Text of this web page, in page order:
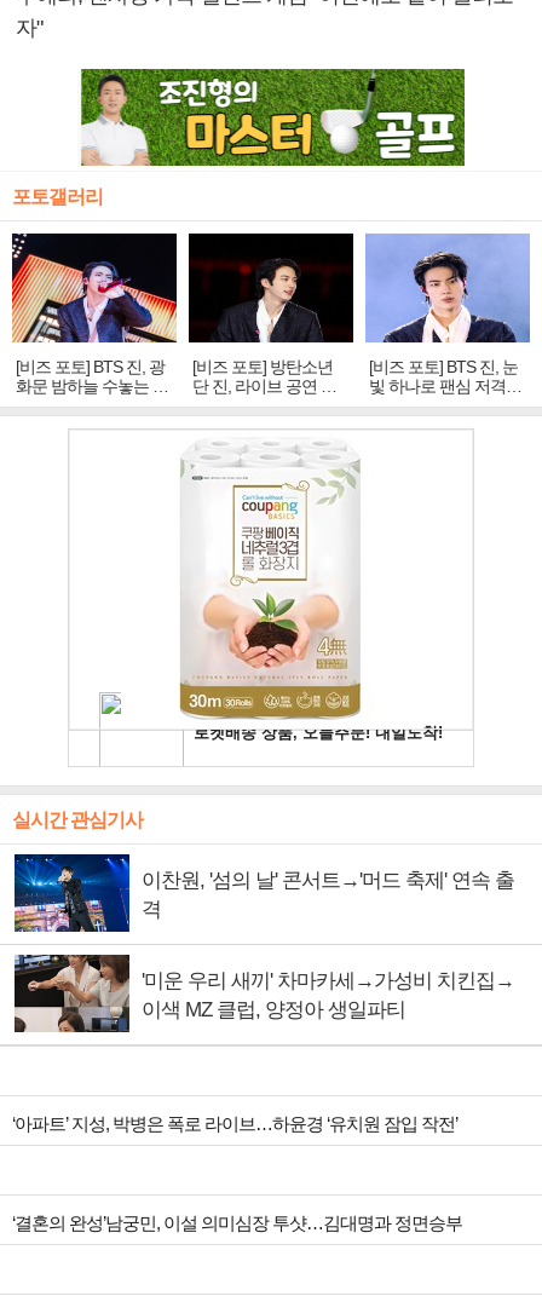
자"
포토갤러리
[비즈 포토] BTS 진, 광
화문 밤하늘 수놓는 '비
주얼 킹'의 열창
[비즈 포토] 방탄소년
단 진, 라이브 공연 중
빛나는 독보적 아우라
[비즈 포토] BTS 진, 눈
빛 하나로 팬심 저격…
독보적 카리스마
실시간 관심기사
이찬원, '섬의 날' 콘서트→'머드 축제' 연속 출
격
'미운 우리 새끼' 차마카세→가성비 치킨집→
이색 MZ 클럽, 양정아 생일파티
‘아파트’ 지성, 박병은 폭로 라이브…하윤경 ‘유치원 잠입 작전’
‘결혼의 완성’남궁민, 이설 의미심장 투샷…김대명과 정면승부